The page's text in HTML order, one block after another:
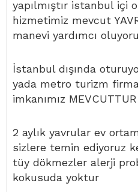
yapılmıştır istanbul içi
hizmetimiz mevcut
manevi yardımcı
İstanbul dışında
yada metro turizm
imkanımız MEVCUTTUR
2 aylık yavrular ev
sizlere temin ediyoruz
tüy dökmezler alerji
kokusuda yoktur